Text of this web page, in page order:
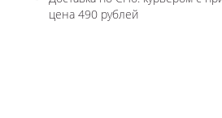
цена 490 рублей